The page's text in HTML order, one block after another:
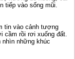
tiếp vào sống mũi.
tin vào cảnh tượng
cầm rồi rơi xuống đất.
những khúc